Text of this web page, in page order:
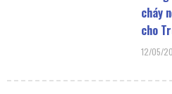
cháy
cho
12/05/